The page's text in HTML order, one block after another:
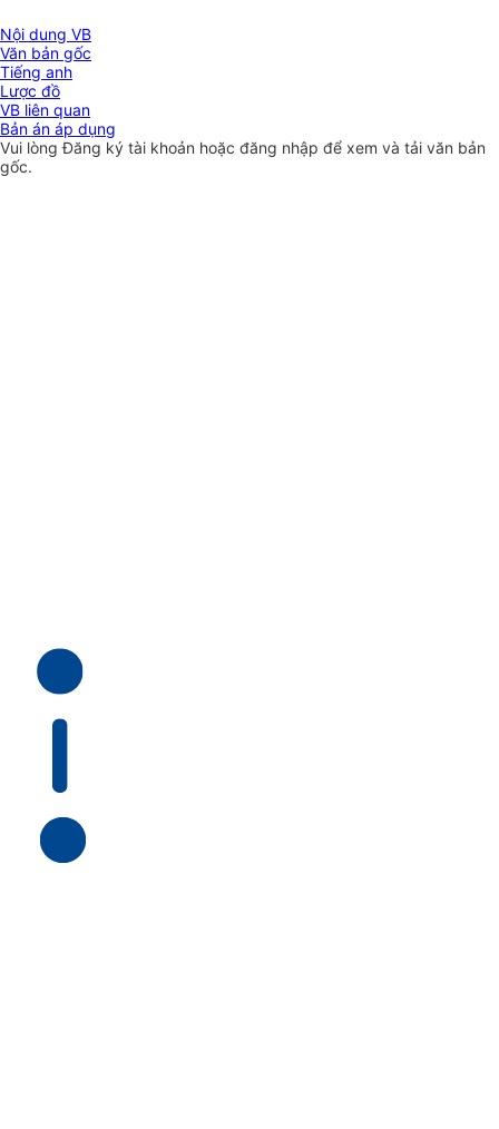
Nội dung VB
Văn bản gốc
Tiếng anh
Lược đồ
VB liên quan
Bản án áp dụng
Vui lòngĐăng ký tài khoản hoặc đăng nhập để xem và tải văn bản
gốc.